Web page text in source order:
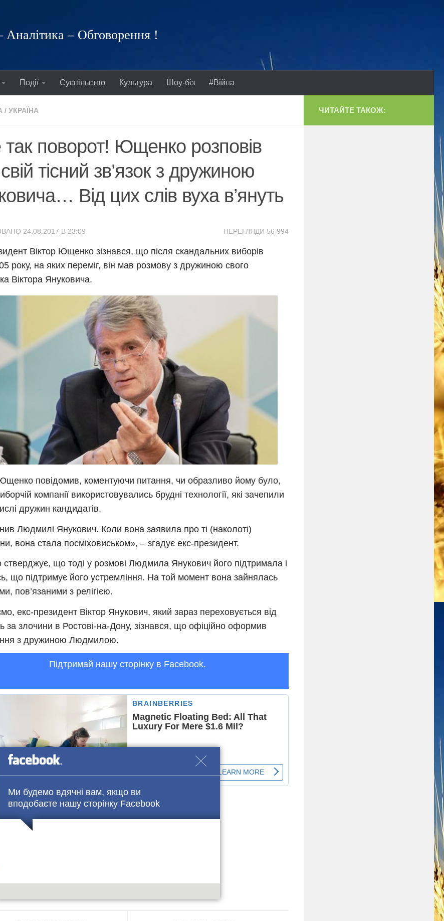
Ми будемо вдячні вам, якщо ви
вподобаєте нашу сторінку Facebook
– Обговорення !
Події Суспільство Культура Шоу-біз #Війна
/ УКРАЇНА
поворот! Ющенко розповів
тісний зв’язок з дружиною
Від цих слів вуха в’януть
ПЕРЕГЛЯДИ 56 994
24.08.2017 В 23:09
Віктор Ющенко зізнався, що після скандальних виборів
року, на яких переміг, він мав розмову з дружиною свого
Віктора Януковича.
повідомив, коментуючи питання, чи образливо йому було,
компанії використовувались брудні технології, які зачепили
дружин кандидатів.
Людмилі Янукович. Коли вона заявила про ті (наколоті)
вона стала посміховиськом», – згадує екс-президент.
що тоді у розмові Людмила Янукович його підтримала і
що підтримує його устремління. На той момент вона зайнялась
пов’язаними з релігією.
екс-президент Віктор Янукович, який зараз переховується від
за злочини в Ростові-на-Дону, зізнався, що офіційно оформив
з дружиною Людмилою.
Підтримай нашу сторінку в Facebook.
в групіFacebook
ЧИТАЙТЕ ТАКОЖ: